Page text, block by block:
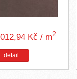
1 012,94 Kč / m2
detail